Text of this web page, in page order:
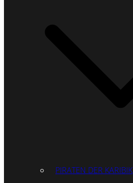
PIRATEN DER KARIBIK